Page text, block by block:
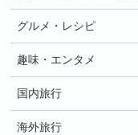
グルメ・レシピ
趣味・エンタメ
国内旅行
海外旅行